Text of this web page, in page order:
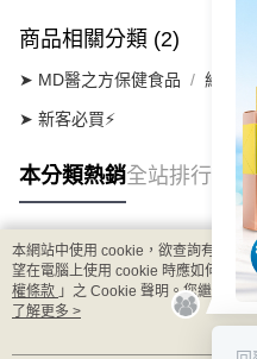
商品相關分類 (2)
➤ MD醫之方保健食品 維生素
➤ 新客必買⚡
本分類熱銷全站排行
熱門標籤
本網站中使用 cookie，欲查詢有關本
望在電腦上使用 cookie 時應如何變更
權條款 」之 Cookie 聲明。您繼續使
用條款之 Cookie 聲明使用 cookie。
了解更多 >
8/